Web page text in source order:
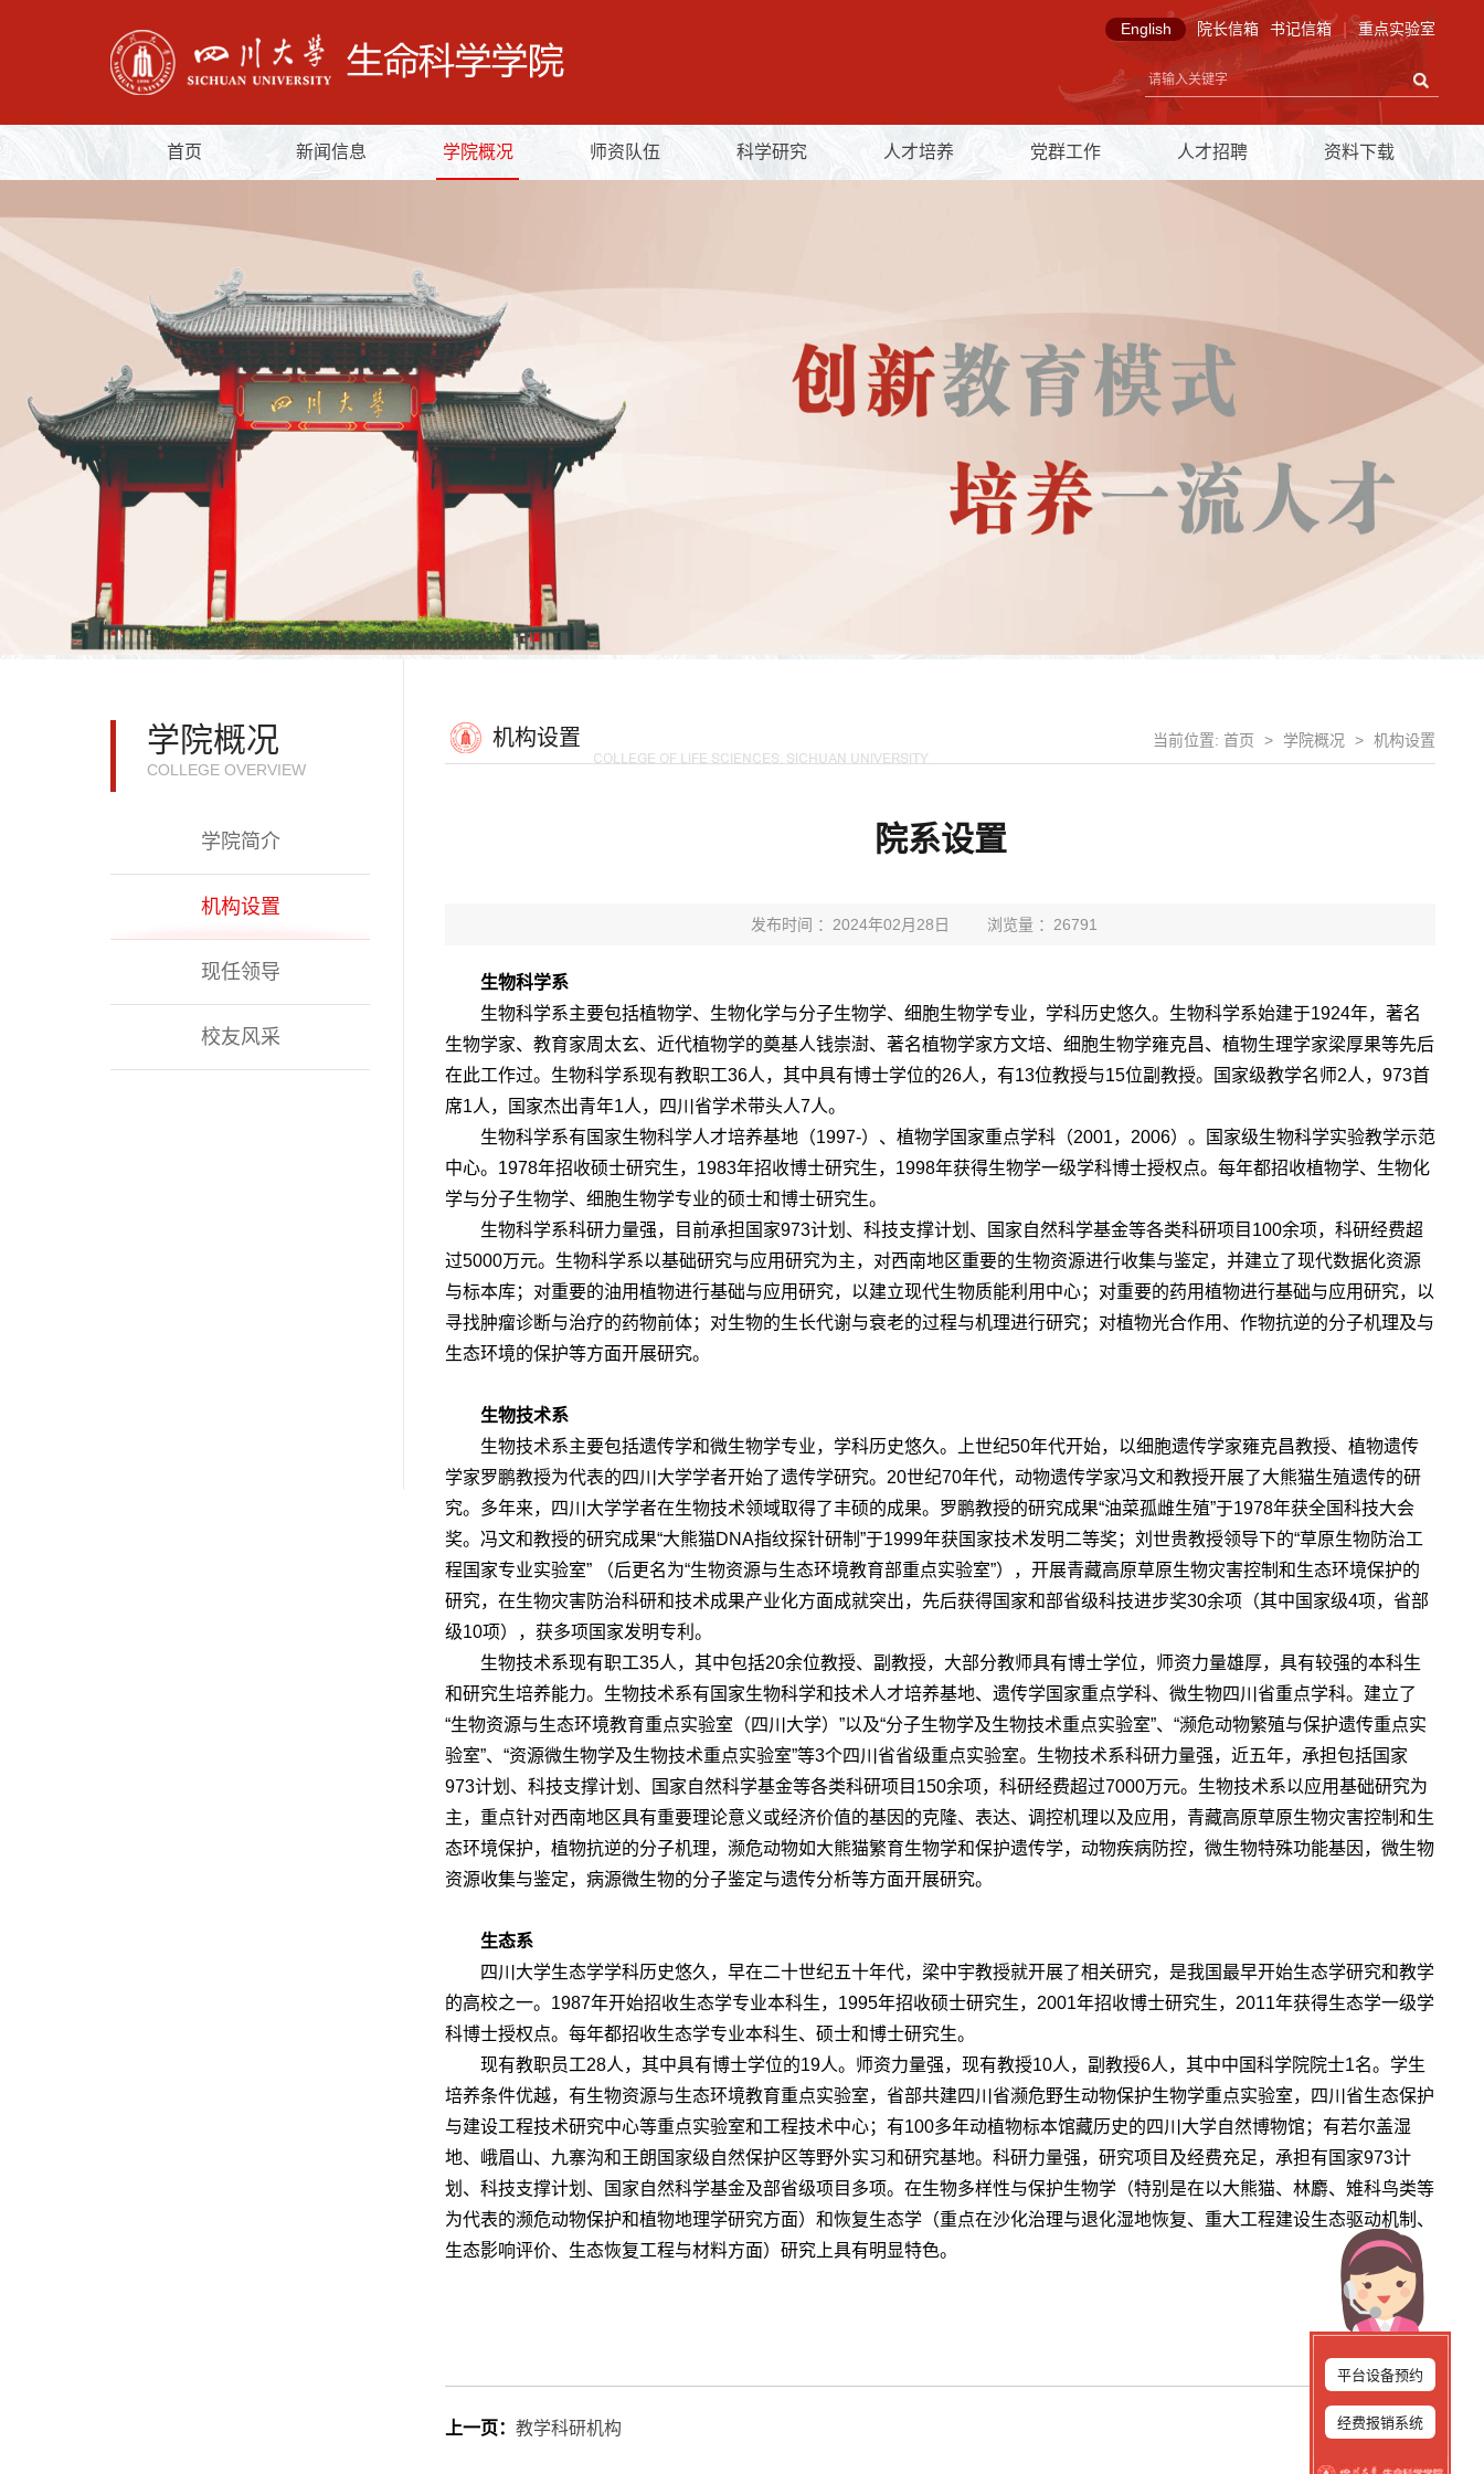
重点实验室
书记信箱
院长信箱
English
首页 新闻信息 学院概况 师资队伍 科学研究 人才培养 党群工作 人才招聘 资料下载
学院概况
COLLEGE OVERVIEW
学院简介
机构设置
现任领导
校友风采
机构设置 当前位置: 首页 > 学院概况 > 机构设置
院系设置
发布时间 ：2024年02月28日 浏览量 ：26791
生物科学系
生物科学系主要包括植物学、生物化学与分子生物学、细胞生物学专业，学科历史悠久。生物科学系始建于1924年，著名
生物学家、教育家周太玄、近代植物学的奠基人钱崇澍、著名植物学家方文培、细胞生物学雍克昌、植物生理学家梁厚果等先后
在此工作过。生物科学系现有教职工36人，其中具有博士学位的26人，有13位教授与15位副教授。国家级教学名师2人，973首
席1人，国家杰出青年1人，四川省学术带头人7人。
生物科学系有国家生物科学人才培养基地（1997-）、植物学国家重点学科（2001，2006）。国家级生物科学实验教学示范
中心。1978年招收硕士研究生，1983年招收博士研究生，1998年获得生物学一级学科博士授权点。每年都招收植物学、生物化
学与分子生物学、细胞生物学专业的硕士和博士研究生。
生物科学系科研力量强，目前承担国家973计划、科技支撑计划、国家自然科学基金等各类科研项目100余项，科研经费超
过5000万元。生物科学系以基础研究与应用研究为主，对西南地区重要的生物资源进行收集与鉴定，并建立了现代数据化资源
与标本库；对重要的油用植物进行基础与应用研究，以建立现代生物质能利用中心；对重要的药用植物进行基础与应用研究，以
寻找肿瘤诊断与治疗的药物前体；对生物的生长代谢与衰老的过程与机理进行研究；对植物光合作用、作物抗逆的分子机理及与
生态环境的保护等方面开展研究。
生物技术系
生物技术系主要包括遗传学和微生物学专业，学科历史悠久。上世纪50年代开始，以细胞遗传学家雍克昌教授、植物遗传
学家罗鹏教授为代表的四川大学学者开始了遗传学研究。20世纪70年代，动物遗传学家冯文和教授开展了大熊猫生殖遗传的研
究。多年来，四川大学学者在生物技术领域取得了丰硕的成果。罗鹏教授的研究成果“油菜孤雌生殖”于1978年获全国科技大会
奖。冯文和教授的研究成果“大熊猫DNA指纹探针研制”于1999年获国家技术发明二等奖；刘世贵教授领导下的“草原生物防治工
程国家专业实验室” （后更名为“生物资源与生态环境教育部重点实验室”），开展青藏高原草原生物灾害控制和生态环境保护的
研究，在生物灾害防治科研和技术成果产业化方面成就突出，先后获得国家和部省级科技进步奖30余项（其中国家级4项，省部
级10项），获多项国家发明专利。
生物技术系现有职工35人，其中包括20余位教授、副教授，大部分教师具有博士学位，师资力量雄厚，具有较强的本科生
和研究生培养能力。生物技术系有国家生物科学和技术人才培养基地、遗传学国家重点学科、微生物四川省重点学科。建立了
“生物资源与生态环境教育重点实验室（四川大学）”以及“分子生物学及生物技术重点实验室”、“濒危动物繁殖与保护遗传重点实
验室”、“资源微生物学及生物技术重点实验室”等3个四川省省级重点实验室。生物技术系科研力量强，近五年，承担包括国家
973计划、科技支撑计划、国家自然科学基金等各类科研项目150余项，科研经费超过7000万元。生物技术系以应用基础研究为
主，重点针对西南地区具有重要理论意义或经济价值的基因的克隆、表达、调控机理以及应用，青藏高原草原生物灾害控制和生
态环境保护，植物抗逆的分子机理，濒危动物如大熊猫繁育生物学和保护遗传学，动物疾病防控，微生物特殊功能基因，微生物
资源收集与鉴定，病源微生物的分子鉴定与遗传分析等方面开展研究。
生态系
四川大学生态学学科历史悠久，早在二十世纪五十年代，梁中宇教授就开展了相关研究，是我国最早开始生态学研究和教学
的高校之一。1987年开始招收生态学专业本科生，1995年招收硕士研究生，2001年招收博士研究生，2011年获得生态学一级学
科博士授权点。每年都招收生态学专业本科生、硕士和博士研究生。
现有教职员工28人，其中具有博士学位的19人。师资力量强，现有教授10人，副教授6人，其中中国科学院院士1名。学生
培养条件优越，有生物资源与生态环境教育重点实验室，省部共建四川省濒危野生动物保护生物学重点实验室，四川省生态保护
与建设工程技术研究中心等重点实验室和工程技术中心；有100多年动植物标本馆藏历史的四川大学自然博物馆；有若尔盖湿
地、峨眉山、九寨沟和王朗国家级自然保护区等野外实习和研究基地。科研力量强，研究项目及经费充足，承担有国家973计
划、科技支撑计划、国家自然科学基金及部省级项目多项。在生物多样性与保护生物学（特别是在以大熊猫、林麝、雉科鸟类等
为代表的濒危动物保护和植物地理学研究方面）和恢复生态学（重点在沙化治理与退化湿地恢复、重大工程建设生态驱动机制、
生态影响评价、生态恢复工程与材料方面）研究上具有明显特色。
上一页： 教学科研机构
平台设备预约
经费报销系统